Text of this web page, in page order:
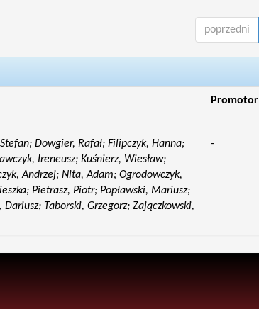
poprzedni
Promotor
Dowgier, Rafał; Filipczyk, Hanna;
Ireneusz; Kuśnierz, Wiesław;
Andrzej; Nita, Adam; Ogrodowczyk,
Pietrasz, Piotr; Popławski, Mariusz;
Dariusz; Taborski, Grzegorz; Zajączkowski,
-